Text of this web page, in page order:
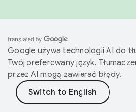
Google używa technologii AI do
Twój preferowany język.
przez AI mogą zawierać błędy.